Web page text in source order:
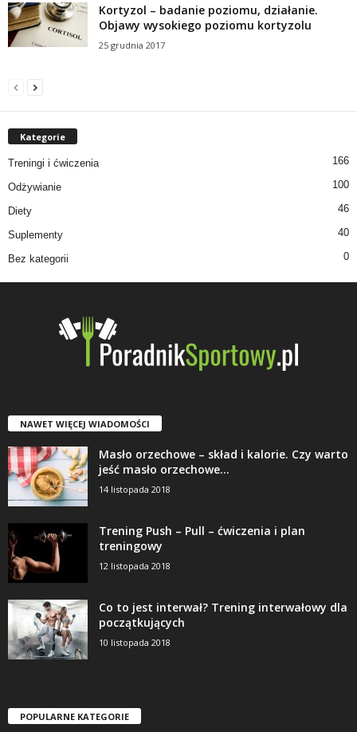
Kortyzol – badanie poziomu, działanie.
Objawy wysokiego poziomu kortyzolu
25 grudnia 2017
Kategorie
Treningi i ćwiczenia 166
Odżywianie 100
Diety 46
Suplementy 40
Bez kategorii 0
NAWET WIĘCEJ WIADOMOŚCI
Masło orzechowe – skład i kalorie. Czy warto
jeść masło orzechowe...
14 listopada 2018
Trening Push – Pull – ćwiczenia i plan
treningowy
12 listopada 2018
Co to jest interwał? Trening interwałowy dla
początkujących
10 listopada 2018
POPULARNE KATEGORIE